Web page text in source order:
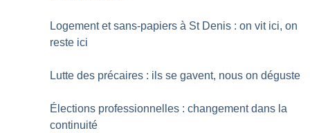
Logement et sans-papiers à St Denis : on vit ici, on
reste ici
Lutte des précaires : ils se gavent, nous on déguste
Élections professionnelles : changement dans la
continuité